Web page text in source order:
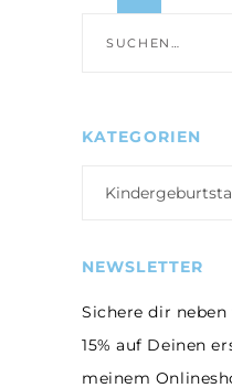
nach:
KATEGORIEN
NEWSLETTER
Sichere dir
15% auf Deinen
meinem